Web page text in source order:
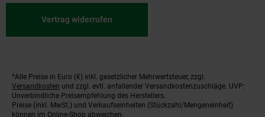
Vertrag widerrufen
Fußnoten
*Alle Preise in Euro (€) inkl. gesetzlicher Mehrwertsteuer, zzgl.
Versandkosten und zzgl. evtl. anfallender Versandkostenzuschläge. UVP:
Unverbindliche Preisempfehlung des Herstellers.
Preise (inkl. MwSt.) und Verkaufseinheiten (Stückzahl/Mengeneinheit)
können im Online-Shop abweichen.